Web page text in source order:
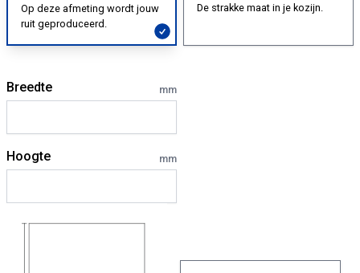
Op deze afmeting wordt jouw
ruit geproduceerd.
De strakke maat in je kozijn.
Breedte mm
Hoogte mm